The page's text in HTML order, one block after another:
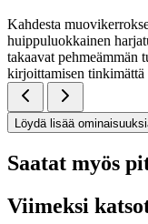
Kahdesta
huippuluokkainen
takaavat pehmeämmän
kirjoittamisen tinkimättä
Löydä lisää
Saatat myös
Viimeksi